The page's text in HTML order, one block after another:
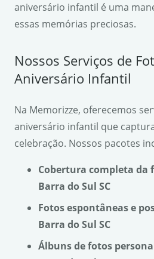
aniversário infantil é uma
essas memórias preciosas.
Nossos Serviços de
Aniversário Infantil
Na Memorizze, oferecemos
aniversário infantil que
celebração. Nossos pacotes
Cobertura completa da
Barra do Sul SC
Fotos espontâneas e
Barra do Sul SC
Álbuns de fotos